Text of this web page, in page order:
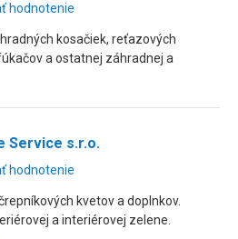
hodnotenie
kosačiek, reťazových
a ostatnej záhradnej a
Service s.r.o.
hodnotenie
kvetov a doplnkov.
a interiérovej zelene.